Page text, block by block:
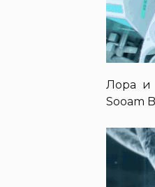
Лора и
Sooam